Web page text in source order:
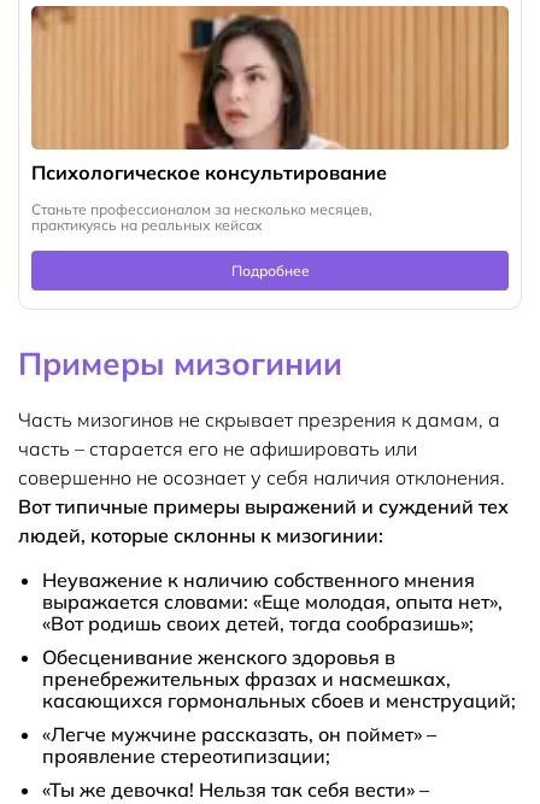
Психологическое консультирование
Станьте профессионалом за несколько месяцев,
практикуясь на реальных кейсах
Подробнее
Примеры мизогинии
Часть мизогинов не скрывает презрения к дамам, а
часть – старается его не афишировать или
совершенно не осознает у себя наличия отклонения.
Вот типичные примеры выражений и суждений тех
людей, которые склонны к мизогинии:
Неуважение к наличию собственного мнения
выражается словами: «Еще молодая, опыта нет»,
«Вот родишь своих детей, тогда сообразишь»;
Обесценивание женского здоровья в
пренебрежительных фразах и насмешках,
касающихся гормональных сбоев и менструаций;
«Легче мужчине рассказать, он поймет» –
проявление стереотипизации;
«Ты же девочка! Нельзя так себя вести» –